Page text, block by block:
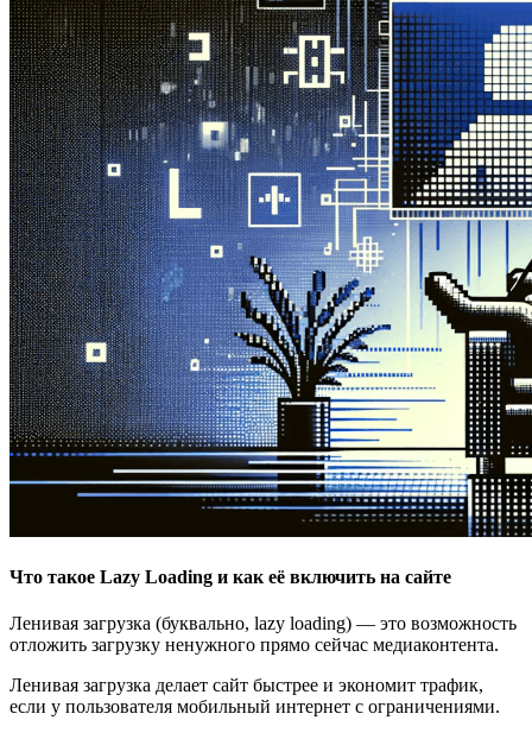
Что такое Lazy Loading и как её включить на сайте
Ленивая загрузка (буквально, lazy loading) — это возможность
отложить загрузку ненужного прямо сейчас медиаконтента.
Ленивая загрузка делает сайт быстрее и экономит трафик,
если у пользователя мобильный интернет с ограничениями.